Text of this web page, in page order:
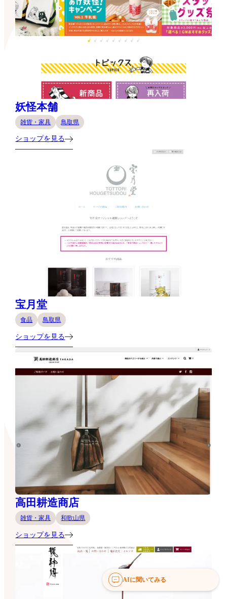
妖怪本舗
雑貨・家具 鳥取県
ショップを見る
宝月堂
食品 鳥取県
ショップを見る
高田耕造商店
雑貨・家具 和歌山県
ショップを見る
AIに聞いてみる